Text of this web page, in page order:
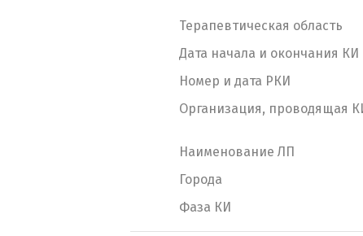
Терапевтическая область
Дата начала и окончания КИ
Номер и дата РКИ
Организация, проводящая
Наименование ЛП
Города
Фаза КИ